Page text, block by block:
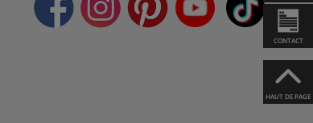
CONTACT
HAUT DE PAGE